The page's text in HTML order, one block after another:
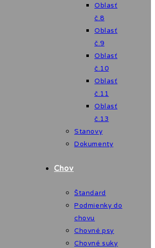
Oblasť
č.8
Oblasť
č.9
Oblasť
č.10
Oblasť
č.11
Oblasť
č.13
Stanovy
Dokumenty
Chov
Štandard
Podmienky do
chovu
Chovné psy
Chovné suky